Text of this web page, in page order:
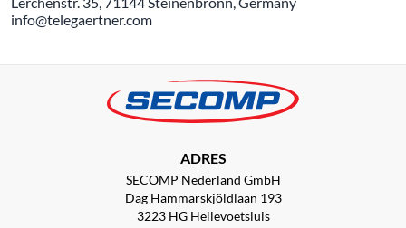
info@telegaertner.com
ADRES
SECOMP Nederland GmbH
Dag Hammarskjöldlaan 193
3223 HG Hellevoetsluis